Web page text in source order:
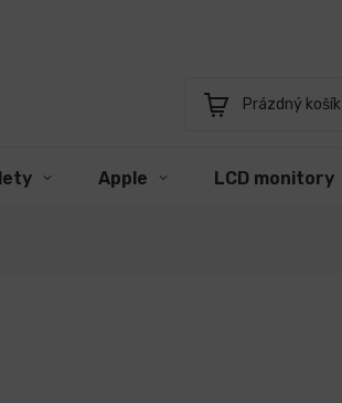
Nákupní
Prázdný košík
Apple LCD monitory